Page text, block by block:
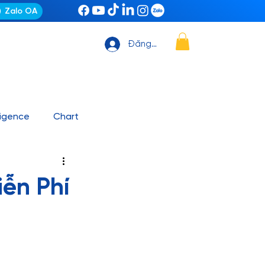
Zalo OA
Đăng nhập
Chart
Automation
Phí